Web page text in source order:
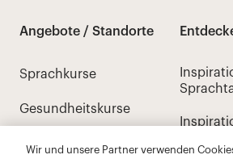
Wir und unsere Partner verwenden